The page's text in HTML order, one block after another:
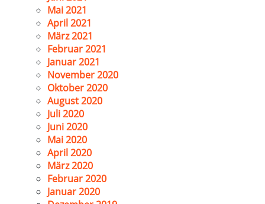
Mai 2021
April 2021
März 2021
Februar 2021
Januar 2021
November 2020
Oktober 2020
August 2020
Juli 2020
Juni 2020
Mai 2020
April 2020
März 2020
Februar 2020
Januar 2020